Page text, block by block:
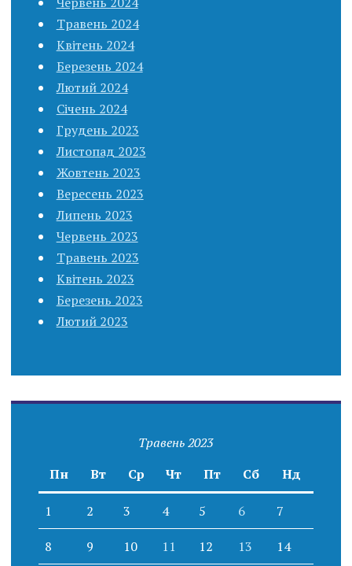
Травень 2024
Квітень 2024
Березень 2024
Лютий 2024
Січень 2024
Грудень 2023
Листопад 2023
Жовтень 2023
Вересень 2023
Липень 2023
Червень 2023
Травень 2023
Квітень 2023
Березень 2023
Лютий 2023
Травень 2023
Пн
Вт Ср Чт Пт Сб Нд
1 2 3 4 5 6 7
8 9 10 11 12 13 14